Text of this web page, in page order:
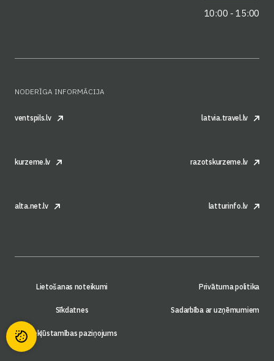
10:00 - 15:00
NODERĪGA INFORMĀCIJA
ventspils.lv latvia.travel.lv
kurzeme.lv razotskurzeme.lv
alta.net.lv latturinfo.lv
Lietošanas noteikumi Privātuma politika
Sīkdatnes Sadarbība ar uzņēmumiem
Piekļūstamības paziņojums